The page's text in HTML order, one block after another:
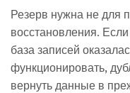
Резерв нужна не для
восстановления.
база записей
функционировать,
вернуть данные в